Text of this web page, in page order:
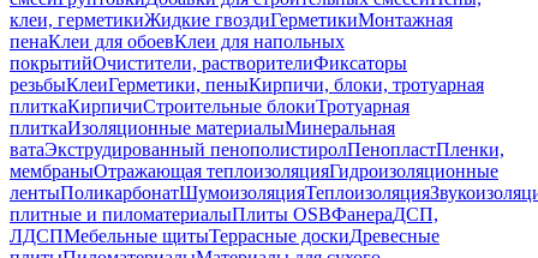
клеи, герметикиЖидкие гвоздиГерметикиМонтажная
пенаКлеи для обоевКлеи для напольных
покрытийОчистители, растворителиФиксаторы
резьбыКлеиГерметики, пеныКирпичи, блоки, тротуарная
плиткаКирпичиСтроительные блокиТротуарная
плиткаИзоляционные материалыМинеральная
ватаЭкструдированный пенополистиролПенопластПленки,
мембраныОтражающая теплоизоляцияГидроизоляционные
лентыПоликарбонатШумоизоляцияТеплоизоляция
плитные и пиломатериалыПлиты OSBФанераДСП,
ЛДСПМебельные щитыТеррасные доскиДревесные